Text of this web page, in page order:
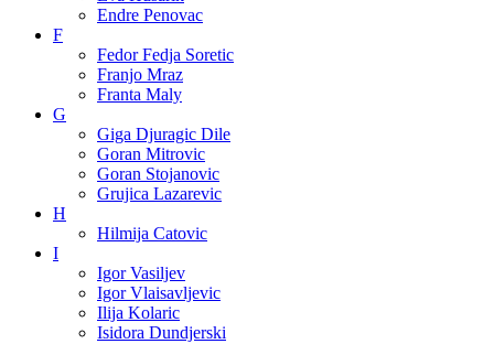
Endre Penovac
F
Fedor Fedja Soretic
Franjo Mraz
Franta Maly
G
Giga Djuragic Dile
Goran Mitrovic
Goran Stojanovic
Grujica Lazarevic
H
Hilmija Catovic
I
Igor Vasiljev
Igor Vlaisavljevic
Ilija Kolaric
Isidora Dundjerski